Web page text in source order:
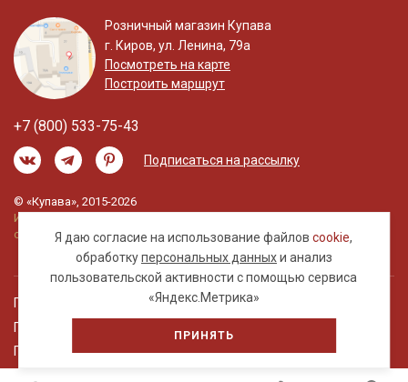
Я даю согласие на использование файловcookie,
обработкуперсональных данныхи анализ
пользовательской активности с помощью сервиса
«Яндекс.Метрика»
ПРИНЯТЬ
Розничный магазин Купава
г. Киров, ул. Ленина, 79а
Посмотреть на карте
Построить маршрут
+7 (800) 533-75-43
Подписаться на рассылку
© «Купава», 2015-2026
Информация на сайте не является публичной
офертой.
Правовая информация
Политика обработки персональных данных
Пользовательское соглашение